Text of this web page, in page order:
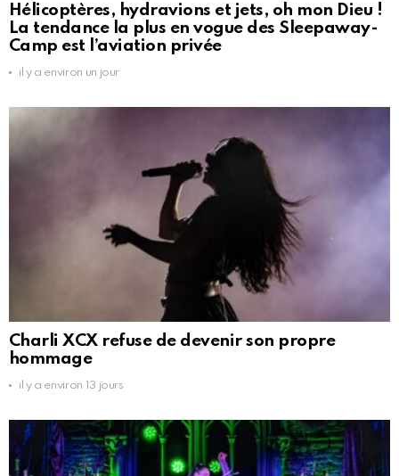
Hélicoptères, hydravions et jets, oh mon Dieu !
La tendance la plus en vogue des Sleepaway-
Camp est l’aviation privée
il y a environ un jour
Charli XCX refuse de devenir son propre
hommage
il y a environ 13 jours